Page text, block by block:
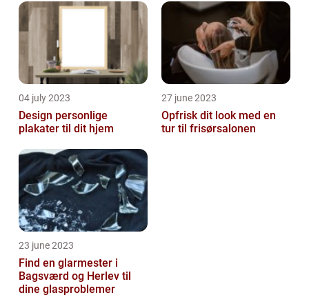
04 july 2023
Design personlige
plakater til dit hjem
27 june 2023
Opfrisk dit look med en
tur til frisørsalonen
23 june 2023
Find en glarmester i
Bagsværd og Herlev til
dine glasproblemer